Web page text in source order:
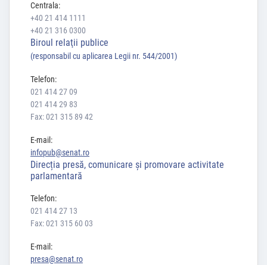
Centrala:
+40 21 414 1111
+40 21 316 0300
Biroul relaţii publice
(responsabil cu aplicarea Legii nr. 544/2001)
Telefon:
021 414 27 09
021 414 29 83
Fax: 021 315 89 42
E-mail:
infopub@senat.ro
Direcția presă, comunicare și promovare activitate
parlamentară
Telefon:
021 414 27 13
Fax: 021 315 60 03
E-mail:
presa@senat.ro